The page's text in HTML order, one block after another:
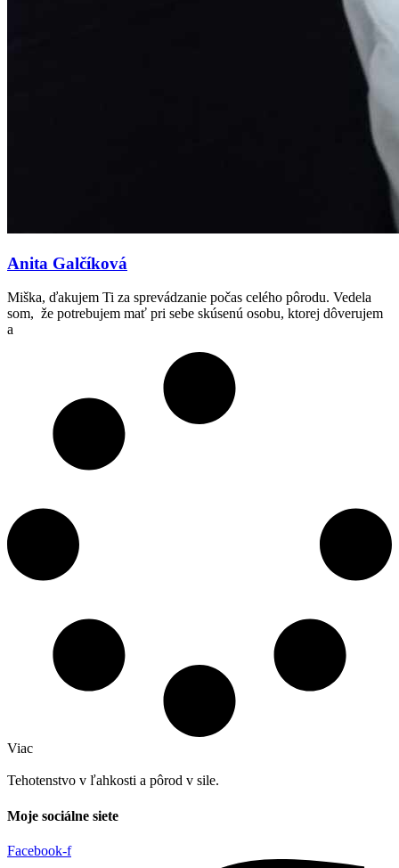
Anita Galčíková
Miška, ďakujem Ti za sprevádzanie počas celého pôrodu. Vedela
som, že potrebujem mať pri sebe skúsenú osobu, ktorej dôverujem
a
Viac
Tehotenstvo v ľahkosti a pôrod v sile.
Moje sociálne siete
Facebook-f